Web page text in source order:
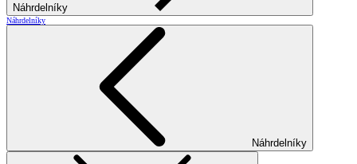
Náhrdelníky
Náhrdelníky
Náhrdelníky